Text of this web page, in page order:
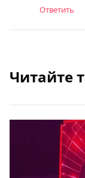
Ответить
Читайте